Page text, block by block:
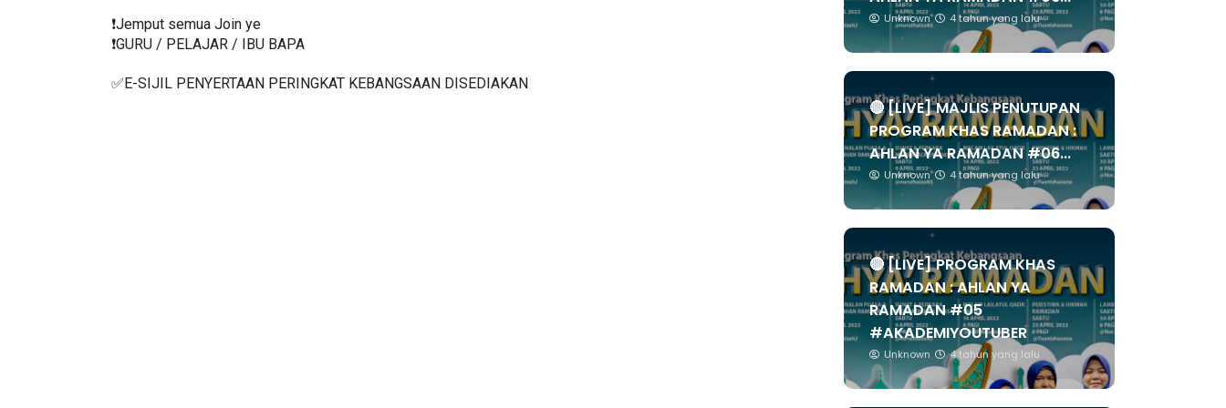
❗️Jemput semua Join ye
❗️GURU / PELAJAR / IBU BAPA
✅E-SIJIL PENYERTAAN PERINGKAT KEBANGSAAN DISEDIAKAN
Unknown 4 tahun yang lalu
🔴 [LIVE] MAJLIS PENUTUPAN
PROGRAM KHAS RAMADAN :
AHLAN YA RAMADAN #06...
Unknown 4 tahun yang lalu
🔴 [LIVE] PROGRAM KHAS
RAMADAN : AHLAN YA
RAMADAN #05
#AKADEMIYOUTUBER
Unknown 4 tahun yang lalu